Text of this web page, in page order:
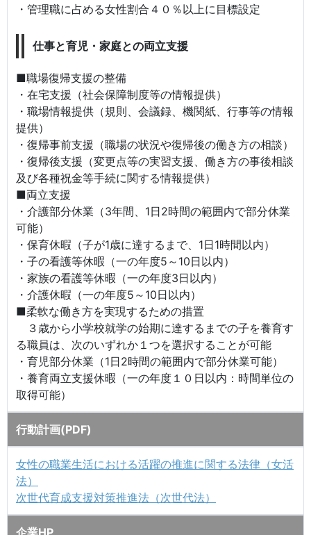
・管理職に占める女性割合４０％以上に目標設定
仕事と育児・家庭との両立支援
■職場復帰支援の整備
・在宅支援（社会保障制度等の情報提供）
・職場情報提供（規則、会議録、機関紙、行事等の情報
提供）
・復帰事前支援（職場の状況や復帰後の働き方の相談）
・復帰後支援（変更点等の実習支援、働き方の事後相談
及び各種祝金等手続に関する情報提供）
■両立支援
・介護部分休業（3年間、1日2時間の範囲内で部分休業
可能）
・保育休暇（子が1歳に達するまで、1日1時間以内）
・子の看護等休暇（一の年度5～10日以内）
・家族の看護等休暇（一の年度3日以内）
・介護休暇（一の年度5～10日以内）
■柔軟な働き方を実現するための措置
３歳から小学校就学の始期に達するまでの子を養育す
る職員は、次のいずれか１つを選択することが可能
・育児部分休業（1日2時間の範囲内で部分休業可能）
・養育両立支援休暇（一の年度１０日以内：時間単位の
取得可能）
行動計画(PDF)
女性の職業生活における活躍の推進に関する法律（女活
法）
次世代育成支援対策推進法（次世代法）
企業HP